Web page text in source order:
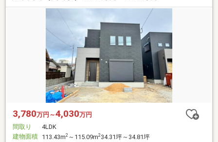
3,780万円～4,030万円
間取り
4LDK
建物面積 113.43m2 ～115.09m2 34.31坪～34.81坪